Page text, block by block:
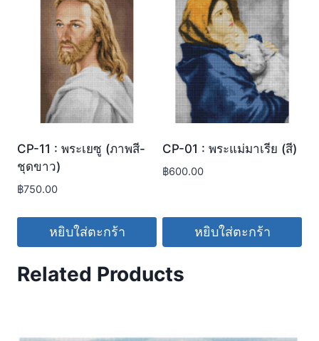
CP-11 : พระเยซู (ภาพสี-
ชุดขาว)
฿750.00
หยิบใส่ตะกร้า
CP-01 : พระแม่มาเรีย (สี)
฿600.00
หยิบใส่ตะกร้า
Related Products